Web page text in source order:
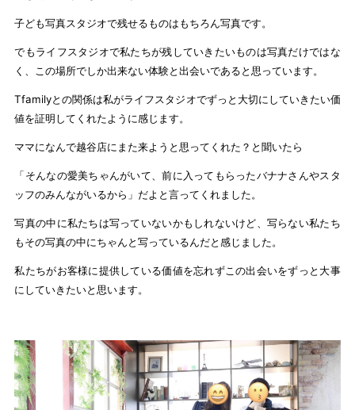
子ども写真スタジオで残せるものはもちろん写真です。
でもライフスタジオで私たちが残していきたいものは写真だけではな
く、この場所でしか出来ない体験と出会いであると思っています。
Tfamilyとの関係は私がライフスタジオでずっと大切にしていきたい価
値を証明してくれたように感じます。
ママになんで越谷店にまた来ようと思ってくれた？と聞いたら
「そんなの愛美ちゃんがいて、前に入ってもらったバナナさんやスタ
ッフのみんながいるから」だよと言ってくれました。
写真の中に私たちは写っていないかもしれないけど、写らない私たち
もその写真の中にちゃんと写っているんだと感じました。
私たちがお客様に提供している価値を忘れずこの出会いをずっと大事
にしていきたいと思います。